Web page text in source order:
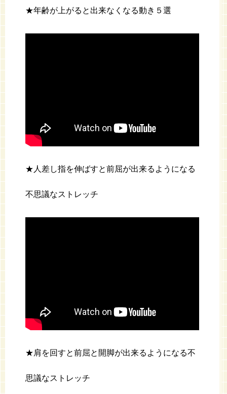
★年齢が上がると出来なくなる動き５選
★人差し指を伸ばすと前屈が出来るようになる
不思議なストレッチ
★肩を回すと前屈と開脚が出来るようになる不
思議なストレッチ